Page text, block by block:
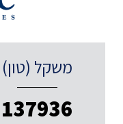
משקל (טון)
137936